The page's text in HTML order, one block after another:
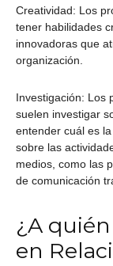
Creatividad: Los
tener habilidades
innovadoras que
organización.
Investigación: Los
suelen investigar
entender cuál es
sobre las
medios, como las
de comunicación
¿A
en